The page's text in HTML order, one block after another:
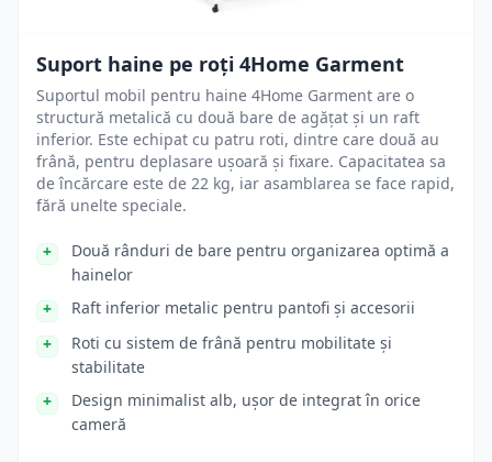
Suport haine pe roți 4Home Garment
Suportul mobil pentru haine 4Home Garment are o
structură metalică cu două bare de agățat și un raft
inferior. Este echipat cu patru roti, dintre care două au
frână, pentru deplasare ușoară și fixare. Capacitatea sa
de încărcare este de 22 kg, iar asamblarea se face rapid,
fără unelte speciale.
Două rânduri de bare pentru organizarea optimă a
hainelor
Raft inferior metalic pentru pantofi și accesorii
Roti cu sistem de frână pentru mobilitate și
stabilitate
Design minimalist alb, ușor de integrat în orice
cameră